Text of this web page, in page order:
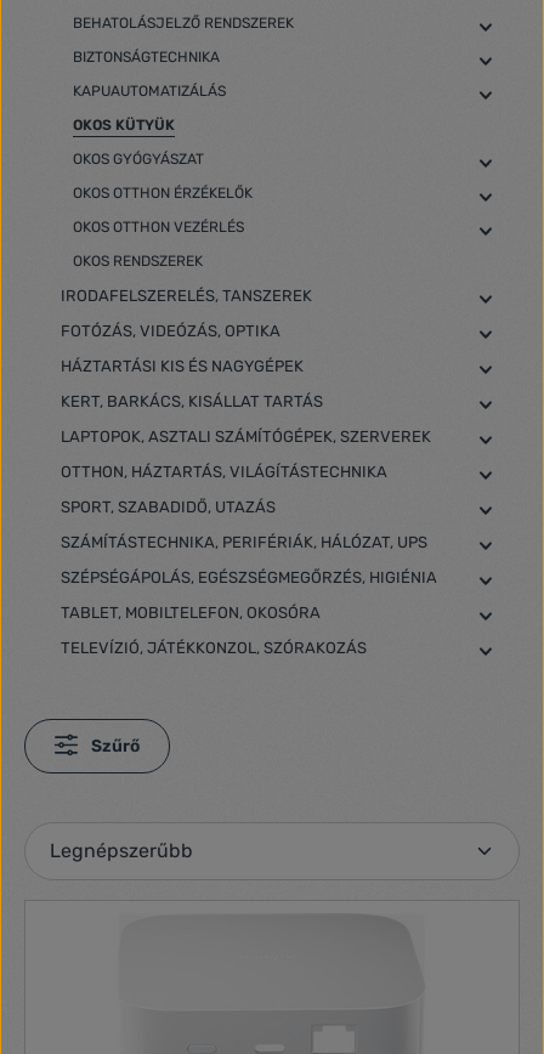
BEHATOLÁSJELZŐ RENDSZEREK
BIZTONSÁGTECHNIKA
KAPUAUTOMATIZÁLÁS
OKOS KÜTYÜK
OKOS GYÓGYÁSZAT
OKOS OTTHON ÉRZÉKELŐK
OKOS OTTHON VEZÉRLÉS
OKOS RENDSZEREK
IRODAFELSZERELÉS, TANSZEREK
FOTÓZÁS, VIDEÓZÁS, OPTIKA
HÁZTARTÁSI KIS ÉS NAGYGÉPEK
KERT, BARKÁCS, KISÁLLAT TARTÁS
LAPTOPOK, ASZTALI SZÁMÍTÓGÉPEK, SZERVEREK
OTTHON, HÁZTARTÁS, VILÁGÍTÁSTECHNIKA
SPORT, SZABADIDŐ, UTAZÁS
SZÁMÍTÁSTECHNIKA, PERIFÉRIÁK, HÁLÓZAT, UPS
SZÉPSÉGÁPOLÁS, EGÉSZSÉGMEGŐRZÉS, HIGIÉNIA
TABLET, MOBILTELEFON, OKOSÓRA
TELEVÍZIÓ, JÁTÉKKONZOL, SZÓRAKOZÁS
Szűrő